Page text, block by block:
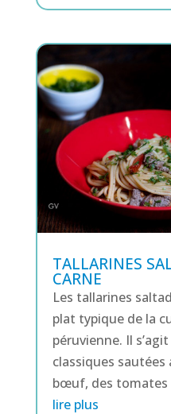
TALLARINES
CARNE
Les tallarines
plat typique de la
péruvienne. Il
classiques sautées
bœuf, des tomates
lire plus